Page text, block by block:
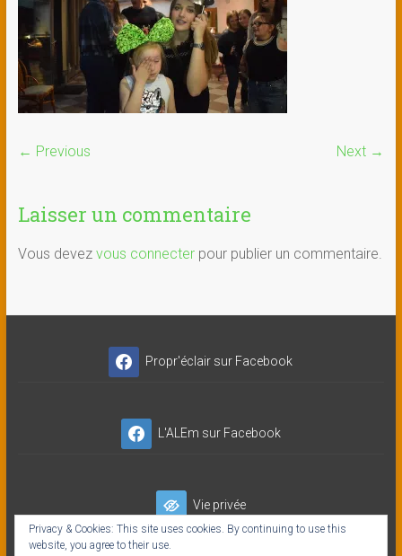
← Previous Next →
Laisser un commentaire
Vous devez vous connecterpour publier un commentaire.
Propr'éclair sur Facebook
L'ALEm sur Facebook
Vie privée
Privacy & Cookies: This site uses cookies. By continuing to use this
website, you agree to their use.